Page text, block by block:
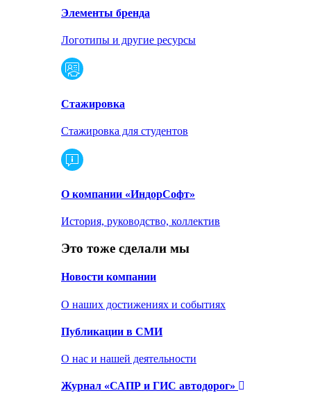
Элементы бренда
Логотипы и другие ресурсы
Стажировка
Стажировка для студентов
О компании «ИндорСофт»
История, руководство, коллектив
Это тоже сделали мы
Новости компании
О наших достижениях и событиях
Публикации в СМИ
О нас и нашей деятельности
Журнал «САПР и ГИС автодорог»